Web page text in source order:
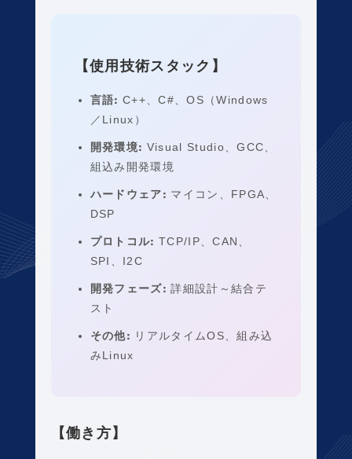
【使用技術スタック】
言語: C++、C#、OS（Windows
／Linux）
開発環境: Visual Studio、GCC、
組込み開発環境
ハードウェア: マイコン、FPGA、
DSP
プロトコル: TCP/IP、CAN、
SPI、I2C
開発フェーズ: 詳細設計～結合テ
スト
その他: リアルタイムOS、組み込
みLinux
【働き方】